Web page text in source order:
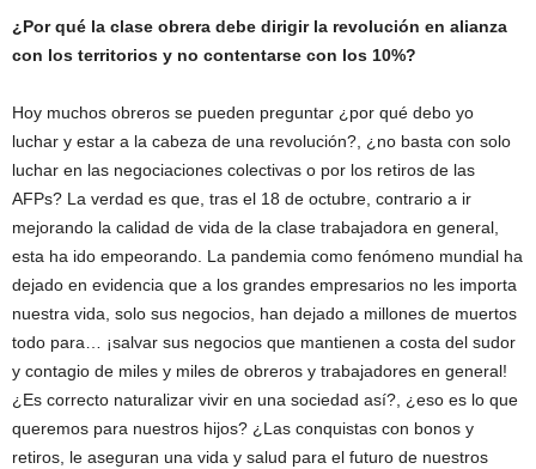
¿Por qué la clase obrera debe dirigir la revolución en alianza
con los territorios y no contentarse con los 10%?
Hoy muchos obreros se pueden preguntar ¿por qué debo yo
luchar y estar a la cabeza de una revolución?, ¿no basta con solo
luchar en las negociaciones colectivas o por los retiros de las
AFPs? La verdad es que, tras el 18 de octubre, contrario a ir
mejorando la calidad de vida de la clase trabajadora en general,
esta ha ido empeorando. La pandemia como fenómeno mundial ha
dejado en evidencia que a los grandes empresarios no les importa
nuestra vida, solo sus negocios, han dejado a millones de muertos
todo para… ¡salvar sus negocios que mantienen a costa del sudor
y contagio de miles y miles de obreros y trabajadores en general!
¿Es correcto naturalizar vivir en una sociedad así?, ¿eso es lo que
queremos para nuestros hijos? ¿Las conquistas con bonos y
retiros, le aseguran una vida y salud para el futuro de nuestros